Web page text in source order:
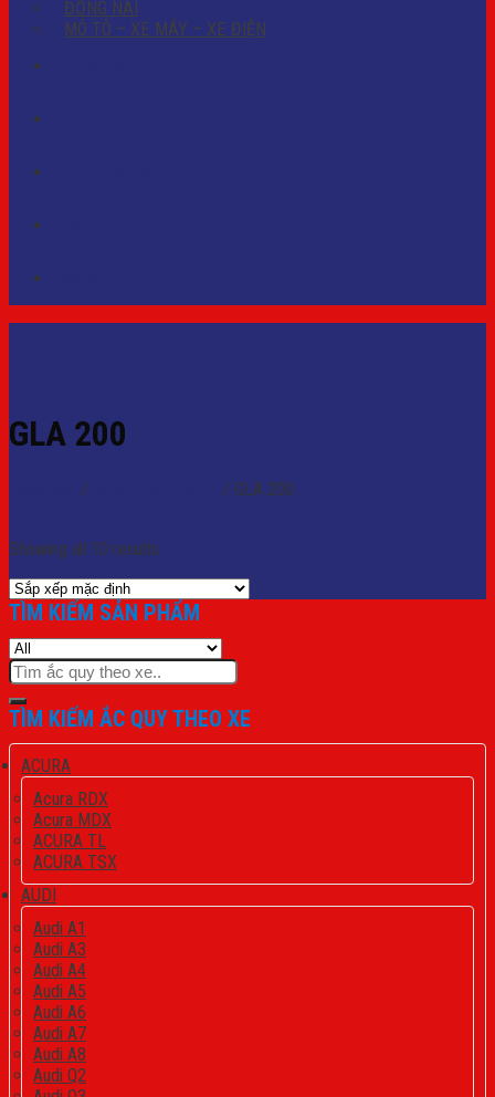
ĐỒNG NAI
MÔ TÔ – XE MÁY – XE ĐIỆN
GLA 200
/ / GLA 200
Showing all 10 results
TÌM KIẾM SẢN PHẨM
Tìm
kiếm:
TÌM KIẾM ẮC QUY THEO XE
ACURA
Acura RDX
Acura MDX
ACURA TL
ACURA TSX
AUDI
Audi A1
Audi A3
Audi A4
Audi A5
Audi A6
Audi A7
Audi A8
Audi Q2